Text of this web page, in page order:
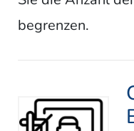
begrenzen.